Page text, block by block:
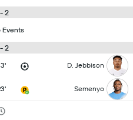
2
Events
2
D. Jebbison
Semenyo